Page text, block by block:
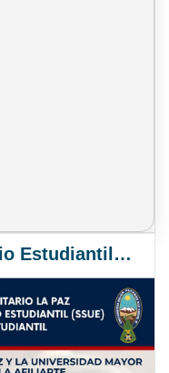
Seguro Social Universitario Estudiantil SSUE